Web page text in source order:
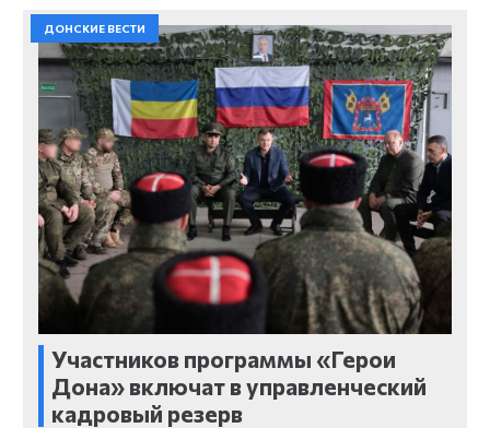
ДОНСКИЕ ВЕСТИ
Участников программы «Герои
Дона» включат в управленческий
кадровый резерв